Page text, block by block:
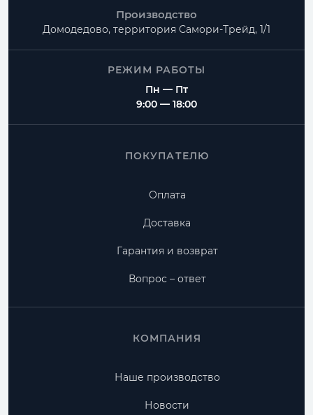
Производство
Домодедово, территория Самори-Трейд, 1/1
РЕЖИМ РАБОТЫ
Пн — Пт
9:00 — 18:00
ПОКУПАТЕЛЮ
Оплата
Доставка
Гарантия и возврат
Вопрос – ответ
КОМПАНИЯ
Наше производство
Новости